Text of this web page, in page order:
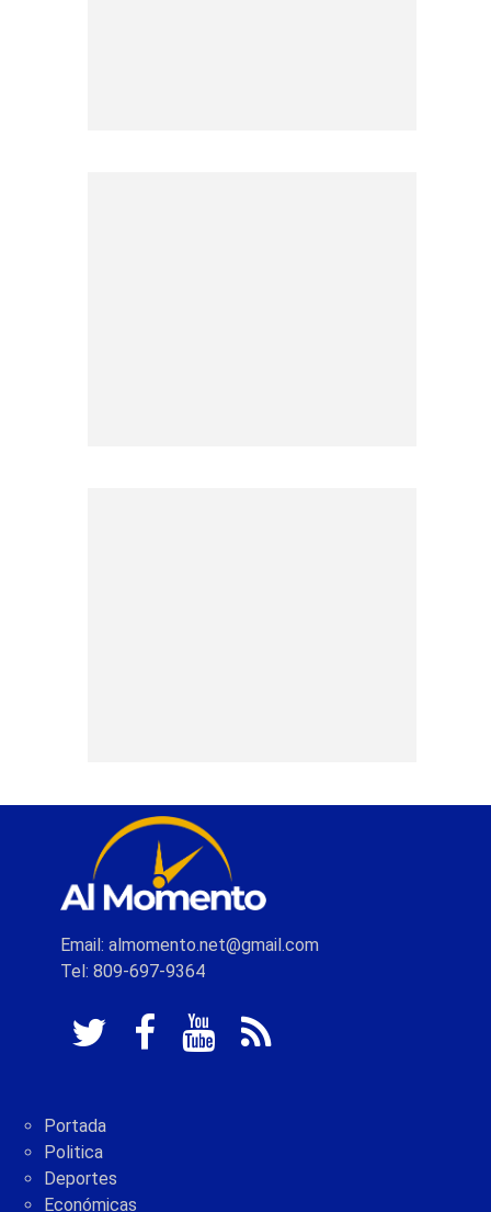
Email: almomento.net@gmail.com
Tel: 809-697-9364
Portada
Politica
Deportes
Económicas